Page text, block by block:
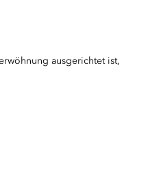
ausgerichtet ist,